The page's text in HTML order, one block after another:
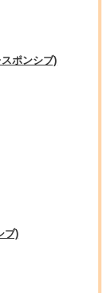
ポンシブ)
ブ)